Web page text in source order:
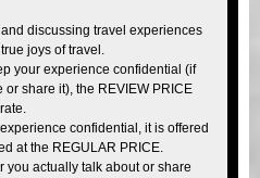
discussing travel experiences
joys of travel.
your experience confidential (if
share it), the REVIEW PRICE
confidential, it is offered
at the REGULAR PRICE.
you actually talk about or share